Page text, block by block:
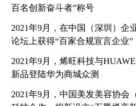
百名创新奋斗者”称号
2021年9月，在中国（深圳）企
论坛上获得“百家合规宣言企业”
2021年9月，烯旺科技与
新品登陆华为商城众测
2021年9月，中国美发美容协会